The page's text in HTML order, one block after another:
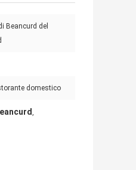
Beancurd del
domestico
,